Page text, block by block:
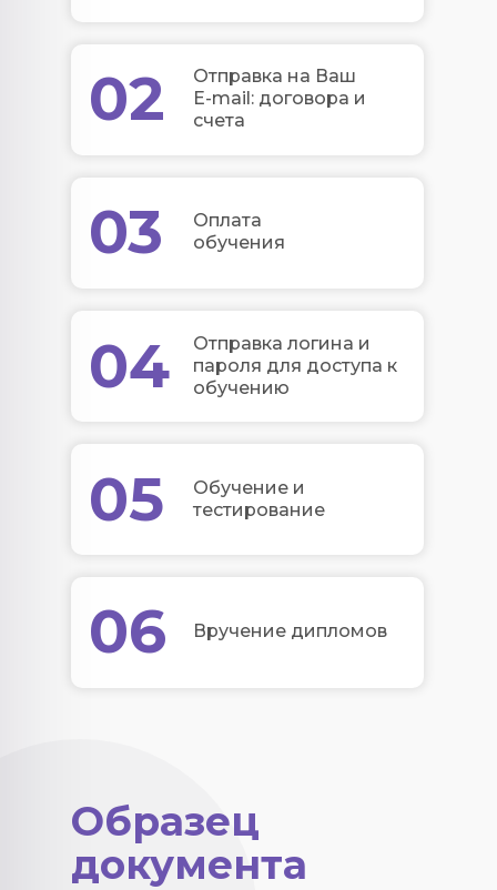
02
03
04
05
06
Отправка на Ваш
E-mail: договора и
счета
Оплата
обучения
Отправка логина и
пароля для доступа к
обучению
Обучение и
тестирование
Вручение дипломов
Образец
документа